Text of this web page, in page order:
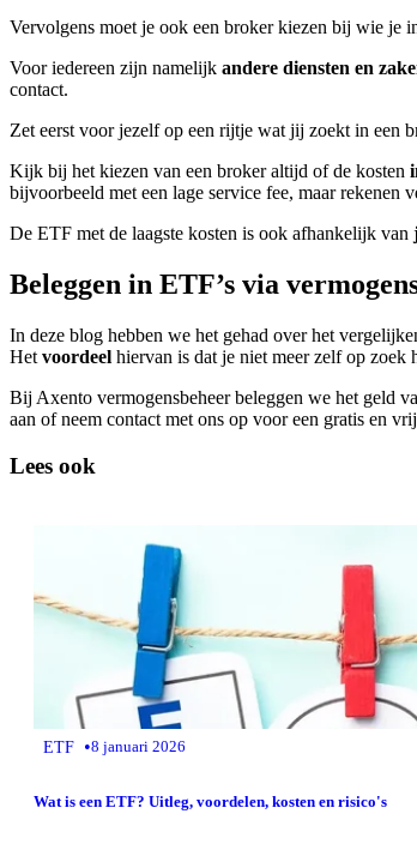
Vervolgens moet je ook een broker kiezen bij wie je
Voor iedereen zijn namelijk andere diensten en
contact.
Zet eerst voor jezelf op een rijtje wat jij zoekt in een
Kijk bij het kiezen van een broker altijd of de kosten
bijvoorbeeld met een lage service fee, maar rekenen
De ETF met de laagste kosten is ook afhankelijk van
Beleggen in ETF’s via
In deze blog hebben we het gehad over het
Het voordeel hiervan is dat je niet meer zelf op zoek
Bij Axento vermogensbeheer beleggen we het geld
aan of neem contact met ons op voor een gratis en
Lees ook
ETF •8 januari 2026
Wat is een ETF? Uitleg, voordelen, kosten en risico's